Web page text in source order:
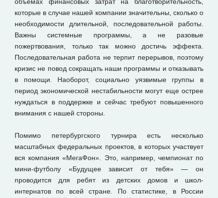
которые в случае нашей компании значительны, сколько о
необходимости длительной, последовательной работы.
Важны системные программы, а не разовые
пожертвования, только так можно достичь эффекта.
Последовательная работа не терпит перерывов, поэтому
кризис не повод сокращать наши программы и отказывать
в помощи. Наоборот, социально уязвимые группы в
период экономической нестабильности могут еще острее
нуждаться в поддержке и сейчас требуют повышенного
внимания с нашей стороны.
Помимо петербургского турнира есть несколько
масштабных федеральных проектов, в которых участвует
вся компания «МегаФон». Это, например, чемпионат по
мини-футболу «Будущее зависит от тебя» — он
проводится для ребят из детских домов и школ-
интернатов по всей стране. По статистике, в России